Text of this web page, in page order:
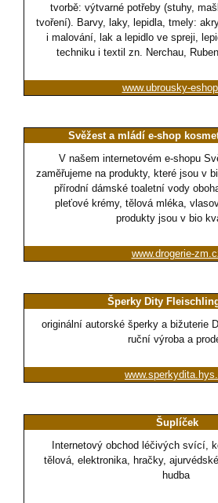
tvorbě: výtvarné potřeby (stuhy,
tvoření). Barvy, laky, lepidla, tmely:
i malování, lak a lepidlo ve spreji,
techniku i textil zn. Nerchau,
www.ubrousky-
Svěžest a mládí e-shop
V našem internetovém e-shopu
zaměřujeme na produkty, které jsou v
přírodní dámské toaletní vody
pleťové krémy, tělová mléka,
produkty jsou v bio
www.drogerie-
Šperky Dity
originální autorské šperky a bižuterie
ruční výroba a
Šuplíček
Internetový obchod léčivých svící,
tělová, elektronika, hračky,
hudba